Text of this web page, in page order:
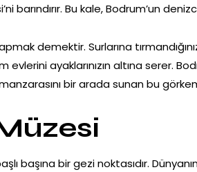
Bu kale, Bodrum’un
demektir. Surlarına
evlerini ayaklarınızın altına serer.
bir arada sunan bu
başına bir gezi noktasıdır.